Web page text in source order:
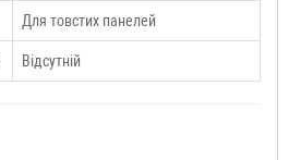
Для товстих панелей
Відсутній